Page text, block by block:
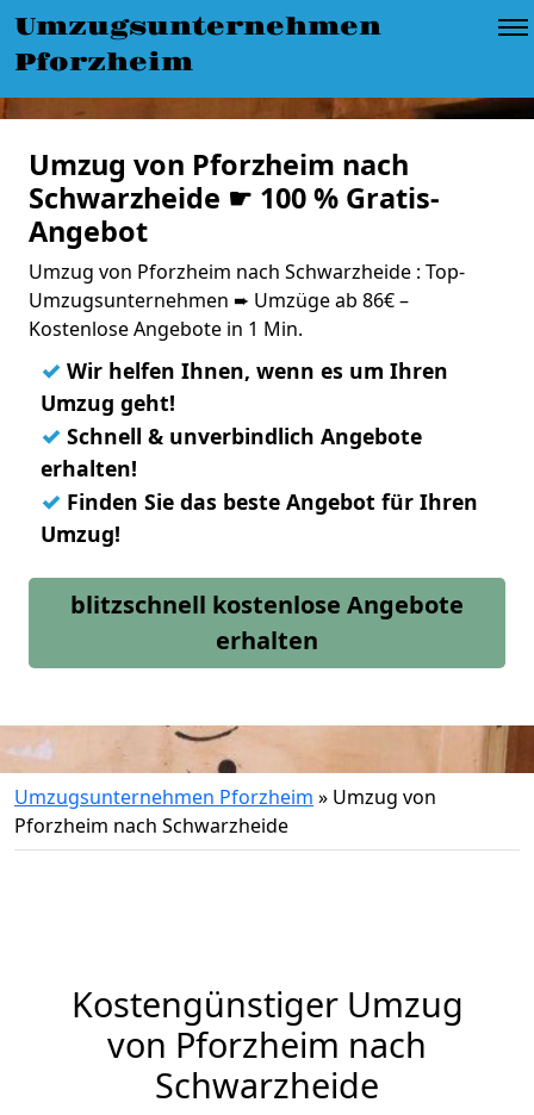
Umzugsunternehmen
Pforzheim
Umzug von Pforzheim nach
Schwarzheide ☛ 100 % Gratis-
Angebot
Umzug von Pforzheim nach Schwarzheide : Top-
Umzugsunternehmen ➨ Umzüge ab 86€ –
Kostenlose Angebote in 1 Min.
✓ Wir helfen Ihnen, wenn es um Ihren
Umzug geht!
✓ Schnell & unverbindlich Angebote
erhalten!
✓ Finden Sie das beste Angebot für Ihren
Umzug!
blitzschnell kostenlose Angebote
erhalten
Umzugsunternehmen Pforzheim » Umzug von
Pforzheim nach Schwarzheide
Kostengünstiger Umzug
von Pforzheim nach
Schwarzheide